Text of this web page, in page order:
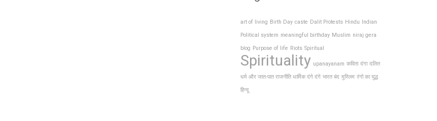
art of living Birth Day caste Dalit Protests Hindu Indian
Political system meaningful birthday Muslim niraj gera
blog Purpose of life Riots Spiritual
Spirituality upanayanam कविता दंगा दलित
धर्म और जात-पात राजनीति धार्मिक दंगे दंगे भारत बंद मुस्लिम रंगो का युद्ध
हिन्दू